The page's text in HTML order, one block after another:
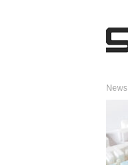
News